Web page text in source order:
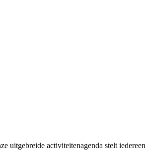
uitgebreide activiteitenagenda stelt